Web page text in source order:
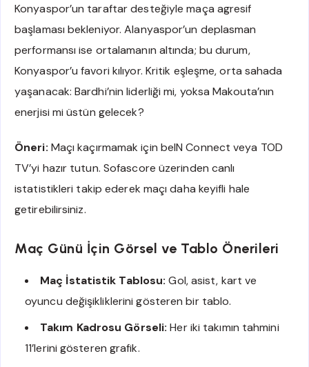
Konyaspor’un taraftar desteğiyle maça agresif
başlaması bekleniyor. Alanyaspor’un deplasman
performansı ise ortalamanın altında; bu durum,
Konyaspor’u favori kılıyor. Kritik eşleşme, orta sahada
yaşanacak: Bardhi’nin liderliği mi, yoksa Makouta’nın
enerjisi mi üstün gelecek?
Öneri: Maçı kaçırmamak için beIN Connect veya TOD
TV’yi hazır tutun. Sofascore üzerinden canlı
istatistikleri takip ederek maçı daha keyifli hale
getirebilirsiniz.
Maç Günü İçin Görsel ve Tablo Önerileri
Maç İstatistik Tablosu: Gol, asist, kart ve
oyuncu değişikliklerini gösteren bir tablo.
Takım Kadrosu Görseli: Her iki takımın tahmini
11’lerini gösteren grafik.